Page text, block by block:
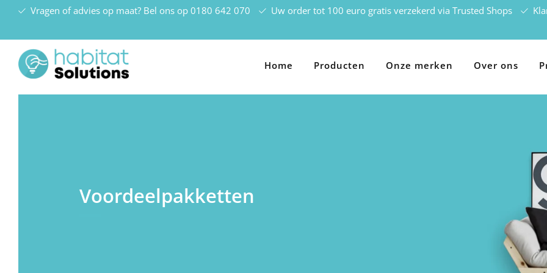
Vragen of advies op maat? Bel ons op 0180 642 070 Uw order tot 100 euro gratis verzekerd via Trusted Shops
Home Producten Onze merken Over ons
Voordeelpakketten